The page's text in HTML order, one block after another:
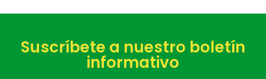
Suscríbete a nuestro boletín
informativo